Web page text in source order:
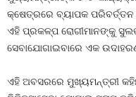
କ୍ଷେତ୍ରରେ ବ୍ୟାପକ
ଏହି ପ୍ରକଳ୍ପ ରୋଗୀମାନଙ୍କୁ
ସେବାଯୋଗାଇବାରେ ଏକ
ଏହି ଅବସରରେ ମୁଖ୍ୟମନ୍ତ୍ରୀ